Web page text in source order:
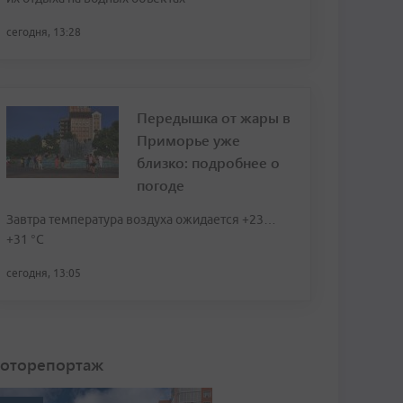
сегодня, 13:28
Передышка от жары в
Приморье уже
близко: подробнее о
погоде
Завтра температура воздуха ожидается +23…
+31 °C
сегодня, 13:05